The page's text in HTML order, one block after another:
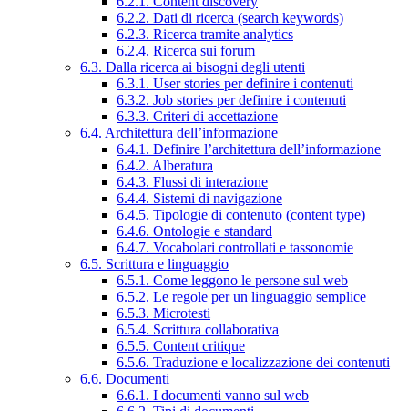
6.2.2. Dati di ricerca (search keywords)
6.2.3. Ricerca tramite analytics
6.2.4. Ricerca sui forum
6.3. Dalla ricerca ai bisogni degli utenti
6.3.1. User stories per definire i contenuti
6.3.2. Job stories per definire i contenuti
6.3.3. Criteri di accettazione
6.4. Architettura dell’informazione
6.4.1. Definire l’architettura dell’informazione
6.4.2. Alberatura
6.4.3. Flussi di interazione
6.4.4. Sistemi di navigazione
6.4.5. Tipologie di contenuto (content type)
6.4.6. Ontologie e standard
6.4.7. Vocabolari controllati e tassonomie
6.5. Scrittura e linguaggio
6.5.1. Come leggono le persone sul web
6.5.2. Le regole per un linguaggio semplice
6.5.3. Microtesti
6.5.4. Scrittura collaborativa
6.5.5. Content critique
6.5.6. Traduzione e localizzazione dei contenuti
6.6. Documenti
6.6.1. I documenti vanno sul web